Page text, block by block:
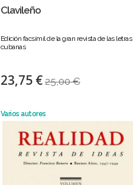
Clavileño
Edición facsímil de la gran revista de las letras
cubanas
23,75 € 25,00 €
Varios autores